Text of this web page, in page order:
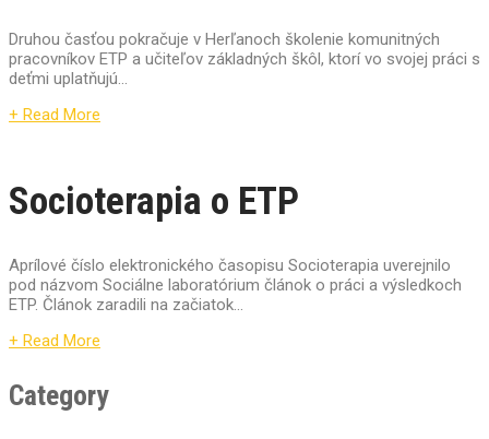
Druhou časťou pokračuje v Herľanoch školenie komunitných
pracovníkov ETP a učiteľov základných škôl, ktorí vo svojej práci s
deťmi uplatňujú...
+ Read More
Socioterapia o ETP
Aprílové číslo elektronického časopisu Socioterapia uverejnilo
pod názvom Sociálne laboratórium článok o práci a výsledkoch
ETP. Článok zaradili na začiatok...
+ Read More
Category